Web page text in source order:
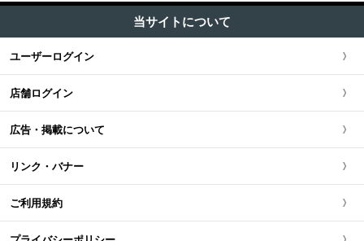
五反田・品川・高輪・蒲田
新橋・汐留・銀座・六本木・赤坂
上野・鶯谷・神田・秋葉原
錦糸町・葛西・葛飾
立川・八王子・町田
茨城県
栃木県
群馬県
兵庫県
滋賀県
奈良県
和歌山県
静岡県
新潟県
岐阜県
三重県
山梨県
中国・四国版TOP
中国・四国全域
広島県
岡山県
鳥取県
島根県
+九州・沖縄
九州・沖縄版TOP
九州・沖縄全域
福岡県
熊本県
佐賀県
当サイトについて
ユーザーログイン
店舗ログイン
広告・掲載について
リンク・バナー
ご利用規約